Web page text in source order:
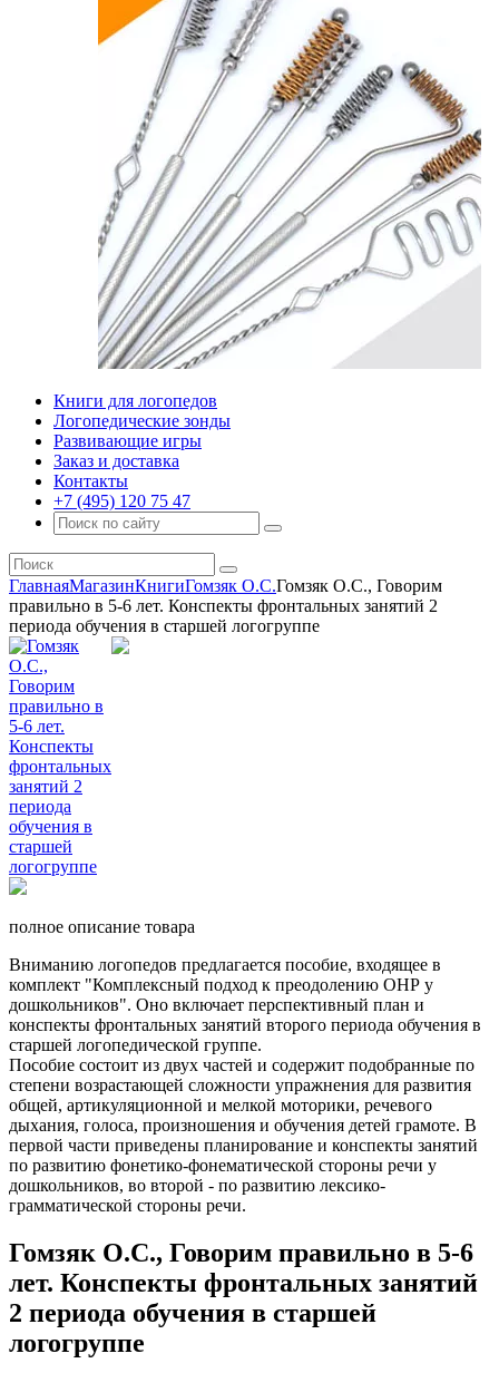
Книги для логопедов
Логопедические зонды
Развивающие игры
Заказ и доставка
Контакты
+7 (495) 120 75 47
ГлавнаяМагазинКнигиГомзяк О.С.Гомзяк О.С., Говорим
правильно в 5-6 лет. Конспекты фронтальных занятий 2
периода обучения в старшей логогруппе
полное описание товара
Вниманию логопедов предлагается пособие, входящее в
комплект "Комплексный подход к преодолению ОНР у
дошкольников". Оно включает перспективный план и
конспекты фронтальных занятий второго периода обучения в
старшей логопедической группе.
Пособие состоит из двух частей и содержит подобранные по
степени возрастающей сложности упражнения для развития
общей, артикуляционной и мелкой моторики, речевого
дыхания, голоса, произношения и обучения детей грамоте. В
первой части приведены планирование и конспекты занятий
по развитию фонетико-фонематической стороны речи у
дошкольников, во второй - по развитию лексико-
грамматической стороны речи.
Гомзяк О.С., Говорим правильно в 5-6
лет. Конспекты фронтальных занятий
2 периода обучения в старшей
логогруппе